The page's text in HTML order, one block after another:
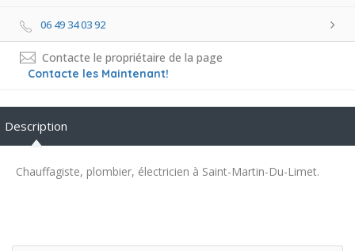
06 49 34 03 92
Contacte le propriétaire de la page
Contacte les Maintenant!
Description
Chauffagiste, plombier, électricien à Saint-Martin-Du-Limet.